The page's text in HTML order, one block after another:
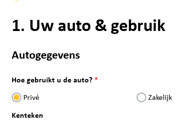
1. Uw auto & gebruik
Autogegevens
Hoe gebruikt u de auto?
Privé Zakelijk
Kenteken